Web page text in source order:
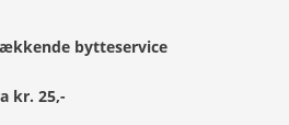
bytteservice
kr. 25,-